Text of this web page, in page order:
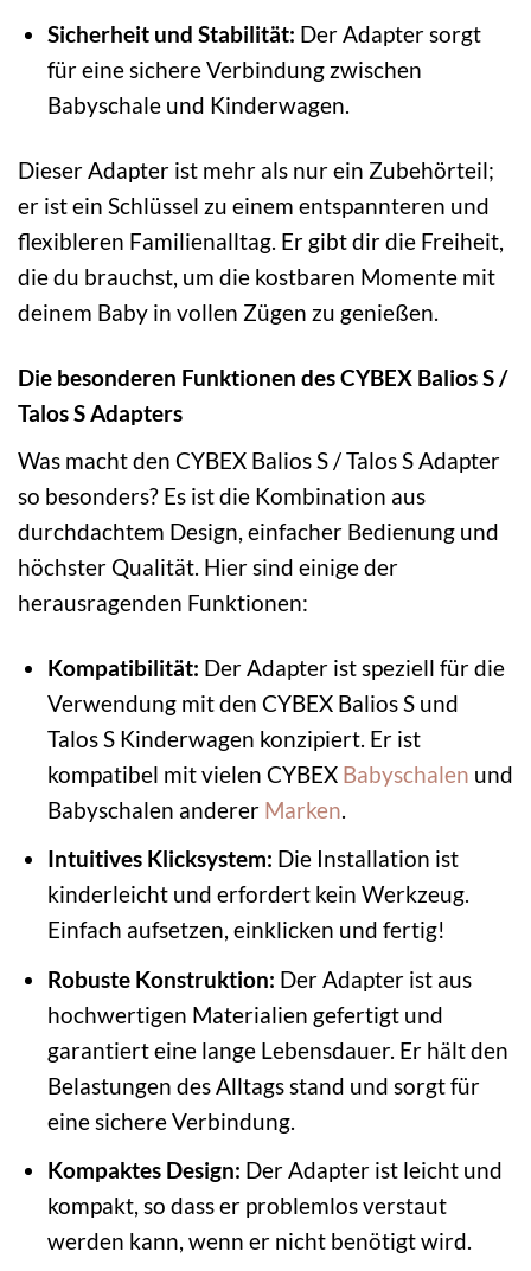
Sicherheit und Stabilität: Der Adapter sorgt
für eine sichere Verbindung zwischen
Babyschale und Kinderwagen.
Dieser Adapter ist mehr als nur ein Zubehörteil;
er ist ein Schlüssel zu einem entspannteren und
flexibleren Familienalltag. Er gibt dir die Freiheit,
die du brauchst, um die kostbaren Momente mit
deinem Baby in vollen Zügen zu genießen.
Die besonderen Funktionen des CYBEX Balios S /
Talos S Adapters
Was macht den CYBEX Balios S / Talos S Adapter
so besonders? Es ist die Kombination aus
durchdachtem Design, einfacher Bedienung und
höchster Qualität. Hier sind einige der
herausragenden Funktionen:
Kompatibilität: Der Adapter ist speziell für die
Verwendung mit den CYBEX Balios S und
Talos S Kinderwagen konzipiert. Er ist
kompatibel mit vielen CYBEX Babyschalen und
Babyschalen anderer Marken
Intuitives Klicksystem: Die Installation ist
kinderleicht und erfordert kein Werkzeug.
Einfach aufsetzen, einklicken und fertig!
Robuste Konstruktion: Der Adapter ist aus
hochwertigen Materialien gefertigt und
garantiert eine lange Lebensdauer. Er hält den
Belastungen des Alltags stand und sorgt für
eine sichere Verbindung.
Kompaktes Design: Der Adapter ist leicht und
kompakt, so dass er problemlos verstaut
werden kann, wenn er nicht benötigt wird.